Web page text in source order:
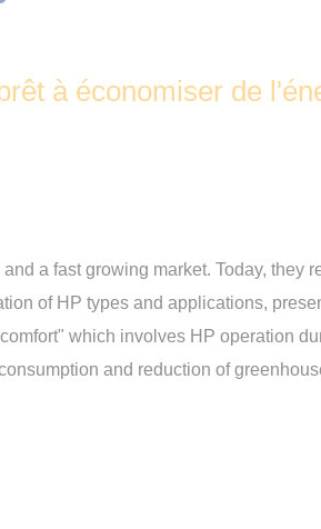
à économiser de
a fast growing market. Today,
of HP types and applications,
which involves HP operation
and reduction of